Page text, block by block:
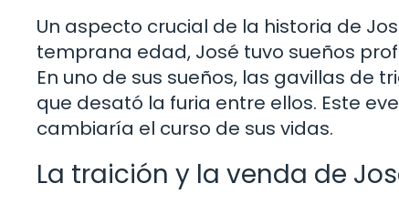
Un aspecto crucial de la historia de
temprana edad, José tuvo sueños
En uno de sus sueños, las gavillas de
que desató la furia entre ellos. Este
cambiaría el curso de sus vidas.
La traición y la venda de